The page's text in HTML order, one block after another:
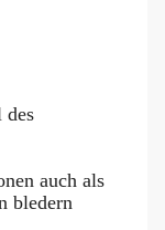
des
auch als
bledern